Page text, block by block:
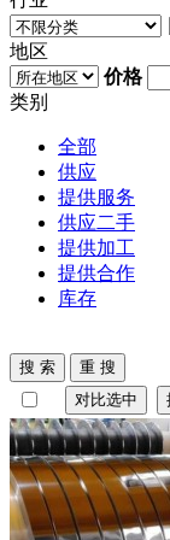
地区
价格
类别
全部
供应
提供服务
供应二手
提供加工
提供合作
库存